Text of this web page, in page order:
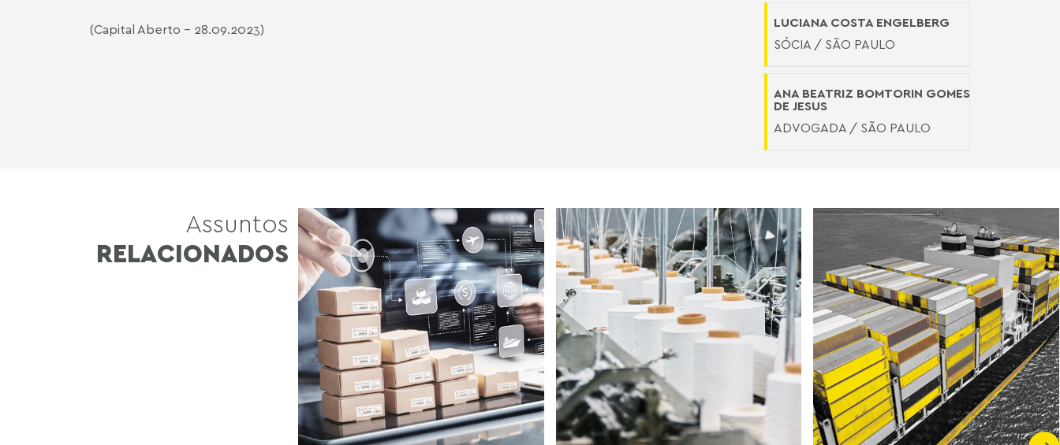
LUCIANA COSTA ENGELBERG
SÓCIA / SÃO PAULO
ANA BEATRIZ BOMTORIN GOMES
DE JESUS
ADVOGADA / SÃO PAULO
(Capital Aberto - 28.09.2023)
Assuntos
RELACIONADOS